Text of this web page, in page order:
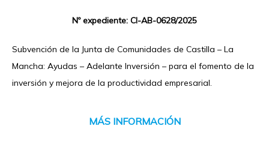
Nº expediente: CI-AB-0628/2025
Subvención de la Junta de Comunidades de Castilla – La
Mancha: Ayudas – Adelante Inversión – para el fomento de la
inversión y mejora de la productividad empresarial.
MÁS INFORMACIÓN